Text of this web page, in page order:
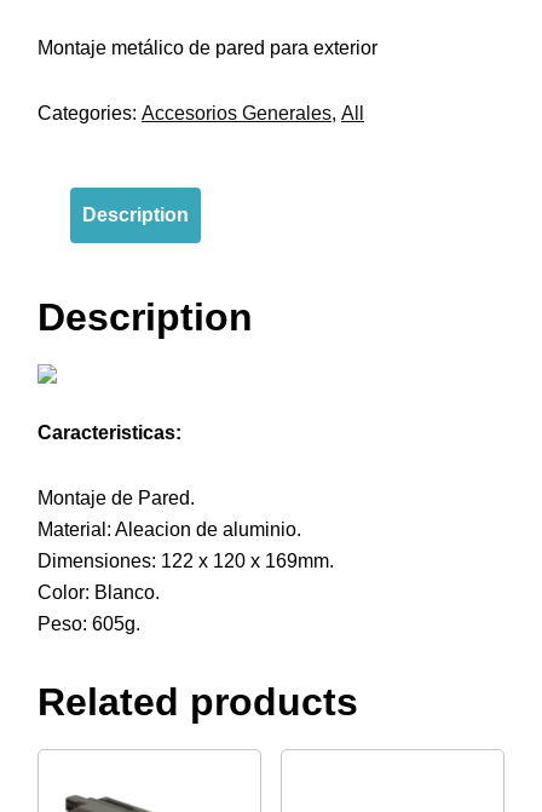
Montaje metálico de pared para exterior
Categories: Accesorios Generales, All
Description
Description
Caracteristicas:
Montaje de Pared.
Material: Aleacion de aluminio.
Dimensiones: 122 x 120 x 169mm.
Color: Blanco.
Peso: 605g.
Related products